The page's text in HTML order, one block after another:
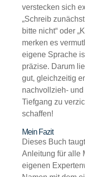
verstecken sich
„Schreib
bitte nicht“ oder
merken es
eigene Sprache
präzise. Darum
gut, gleichzeitig
nachvollzieh-
Tiefgang zu
schaffen!
Mein Fazit
Dieses Buch
Anleitung für alle
eigenen